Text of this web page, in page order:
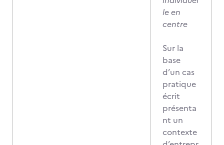
le en
centre
Sur la
base
d’un cas
pratique
écrit
présenta
nt un
contexte